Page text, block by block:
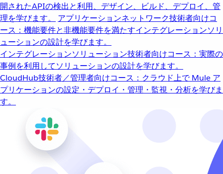
開されたAPIの検出と利用、デザイン、ビルド、デプロイ、管
理を学びます。
アプリケーションネットワーク技術者向けコ
ース：機能要件と非機能要件を満たすインテグレーションソリ
ューションの設計を学びます。
インテグレーションソリューション技術者向けコース：実際の
事例を利用してソリューションの設計を学びます。
CloudHub技術者／管理者向けコース：クラウド上で Mule ア
プリケーションの設定・デプロイ・管理・監視・分析を学びま
す。